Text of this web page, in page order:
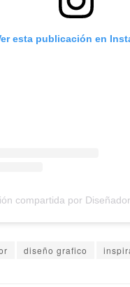
esta publicación en
diseño grafico